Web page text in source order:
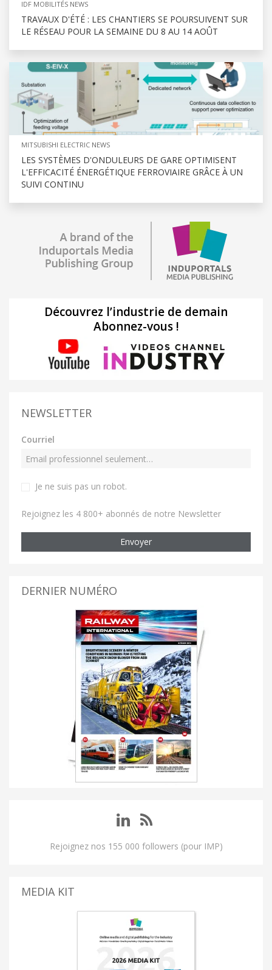
IDF MOBILITÉS NEWS
TRAVAUX D'ÉTÉ : LES CHANTIERS SE POURSUIVENT SUR
LE RÉSEAU POUR LA SEMAINE DU 8 AU 14 AOÛT
MITSUBISHI ELECTRIC NEWS
LES SYSTÈMES D'ONDULEURS DE GARE OPTIMISENT
L'EFFICACITÉ ÉNERGÉTIQUE FERROVIAIRE GRÂCE À UN
SUIVI CONTINU
Découvrez l’industrie de demain
Abonnez-vous !
NEWSLETTER
Courriel
Je ne suis pas un robot.
Rejoignez les 4 800+ abonnés de notre Newsletter
Envoyer
DERNIER NUMÉRO
Rejoignez nos 155 000 followers (pour IMP)
MEDIA KIT